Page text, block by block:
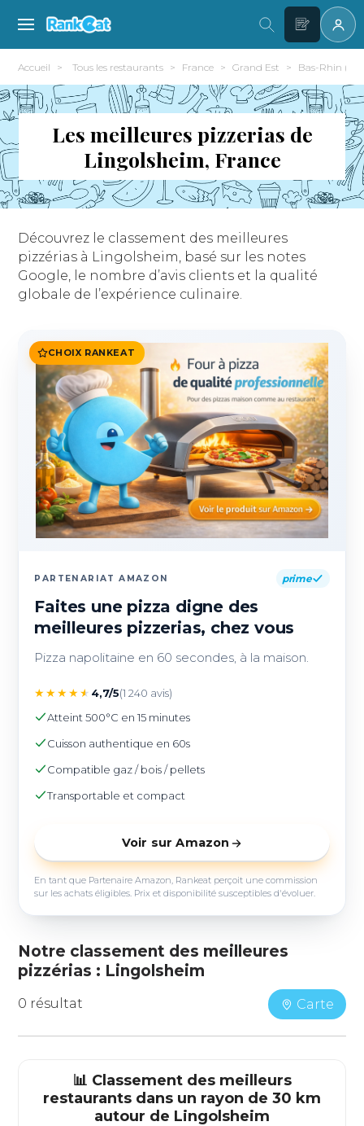
Accueil Tous les restaurants France Grand Est Bas-Rhin (67)
Les meilleures pizzerias de
Lingolsheim, France
Découvrez le classement des meilleures
pizzérias à Lingolsheim, basé sur les notes
Google, le nombre d’avis clients et la qualité
globale de l’expérience culinaire.
CHOIX RANKEAT
PARTENARIAT AMAZON prime
Faites une pizza digne des
meilleures pizzerias, chez vous
Pizza napolitaine en 60 secondes, à la maison.
★★★★★ 4,7/5(1 240 avis)
Atteint 500°C en 15 minutes
Cuisson authentique en 60s
Compatible gaz / bois / pellets
Transportable et compact
Voir sur Amazon
En tant que Partenaire Amazon, Rankeat perçoit une commission
sur les achats éligibles. Prix et disponibilité susceptibles d'évoluer.
Notre classement des meilleures
pizzérias : Lingolsheim
0 résultat Carte
📊 Classement des meilleurs
restaurants dans un rayon de 30 km
autour de Lingolsheim